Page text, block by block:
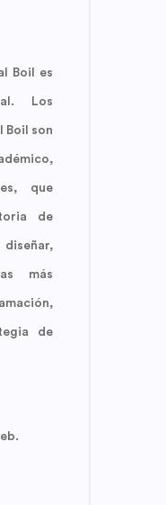
Boil es
Los
Boil son
que
de
más
de